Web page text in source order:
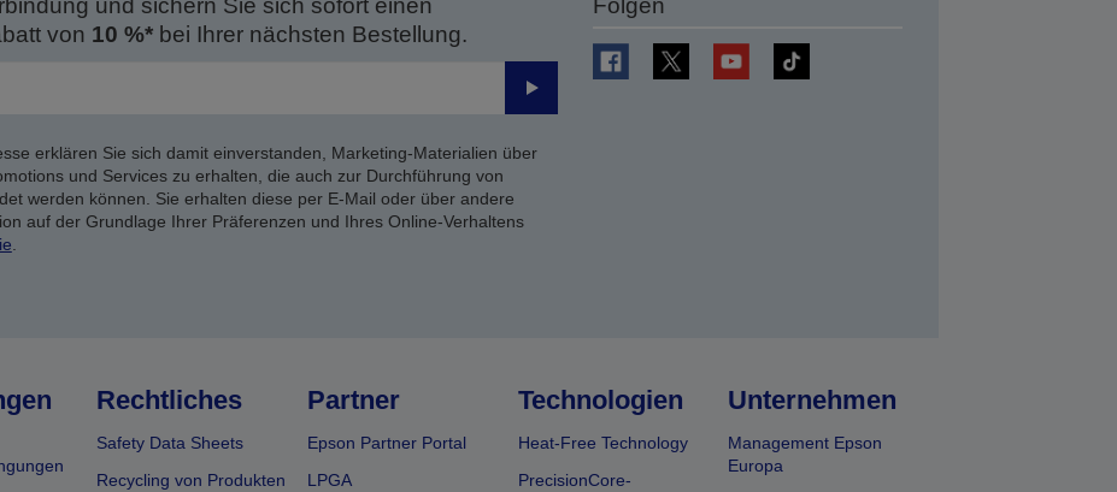
und sichern Sie sich sofort einen
von 10 %*bei Ihrer nächsten Bestellung.
Senden
erklären Sie sich damit einverstanden, Marketing-Materialien über
und Services zu erhalten, die auch zur Durchführung von
werden können. Sie erhalten diese per E-Mail oder über andere
auf der Grundlage Ihrer Präferenzen und Ihres Online-Verhaltens
Folgen
Rechtliches
Safety Data Sheets
Recycling von Produkten
Partner
Epson Partner Portal
LPGA
Technologien
Heat-Free Technology
PrecisionCore-
Unternehmen
Management Epson
Europa